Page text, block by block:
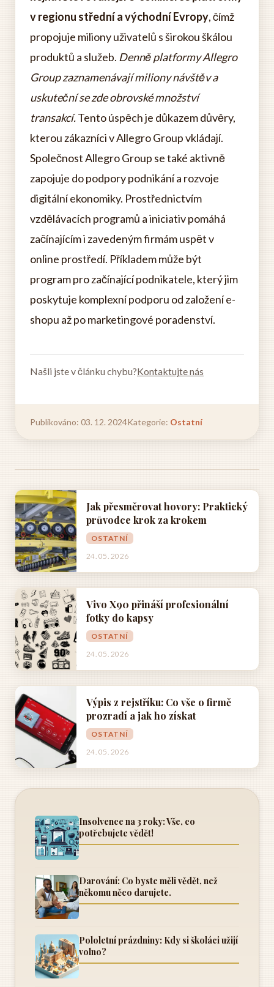
v regionu střední a východní Evropy, čímž
propojuje miliony uživatelů s širokou škálou
produktů a služeb. Denně platformy Allegro
Group zaznamenávají miliony návštěv a
uskuteční se zde obrovské množství
transakcí.Tento úspěch je důkazem důvěry,
kterou zákazníci v Allegro Group vkládají.
Společnost Allegro Group se také aktivně
zapojuje do podpory podnikání a rozvoje
digitální ekonomiky. Prostřednictvím
vzdělávacích programů a iniciativ pomáhá
začínajícím i zavedeným firmám uspět v
online prostředí. Příkladem může být
program pro začínající podnikatele, který jim
poskytuje komplexní podporu od založení e-
shopu až po marketingové poradenství.
Našli jste v článku chybu?Kontaktujte nás
Publikováno: 03. 12. 2024Kategorie: Ostatní
Jak přesměrovat hovory: Praktický
průvodce krok za krokem
OSTATNÍ
24. 05. 2026
Vivo X90 přináší profesionální
fotky do kapsy
OSTATNÍ
24. 05. 2026
Výpis z rejstříku: Co vše o firmě
prozradí a jak ho získat
OSTATNÍ
24. 05. 2026
Insolvence na 3 roky: Vše, co
potřebujete vědět!
Darování: Co byste měli vědět, než
někomu něco darujete.
Pololetní prázdniny: Kdy si školáci užijí
volno?